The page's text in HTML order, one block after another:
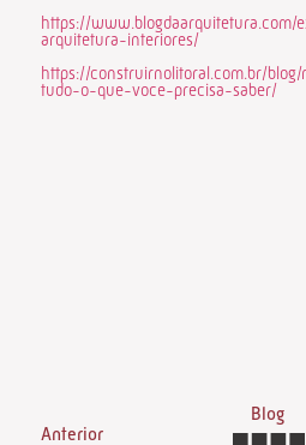
https://www.blogdaarquitetura.com/
arquitetura-interiores/
https://construirnolitoral.com.br/
tudo-o-que-voce-precisa-saber/
Anterior
Blog